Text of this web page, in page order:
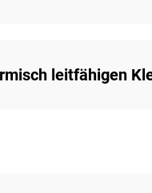
leitfähigen